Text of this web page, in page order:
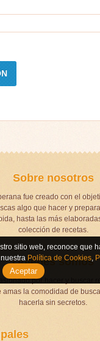
Sobre nosotros
fue creado con el
algo que hacer y
hasta las más
colección de recetas.
Quienes somos
por hacer y buscar
amas la comodidad de
hacerla sin secretos.
sitio web, reconoce que
Política de Cookies,
Aceptar